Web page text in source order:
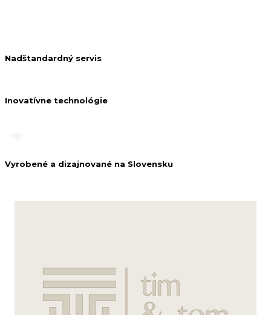
Nadštandardný servis
Inovatívne technológie
Vyrobené a dizajnované na Slovensku